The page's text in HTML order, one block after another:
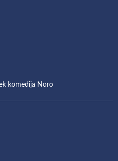
komedija Noro